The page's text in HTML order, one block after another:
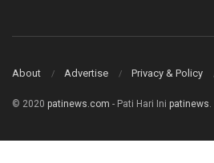
About Advertise Privacy & Policy
© 2020 patinews.com - Pati Hari Ini patinews.